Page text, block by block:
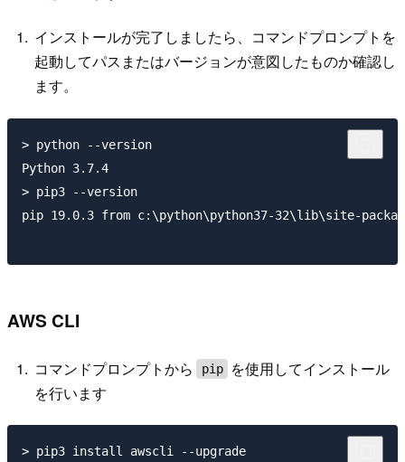
インストールが完了しましたら、コマンドプロンプトを
起動してパスまたはバージョンが意図したものか確認し
ます。
> python --version
Python 3.7.4
> pip3 --version
pip 19.0.3 from c:\python\python37-32\lib\site-
AWS CLI
コマンドプロンプトから pip
を使用してインストール
を行います